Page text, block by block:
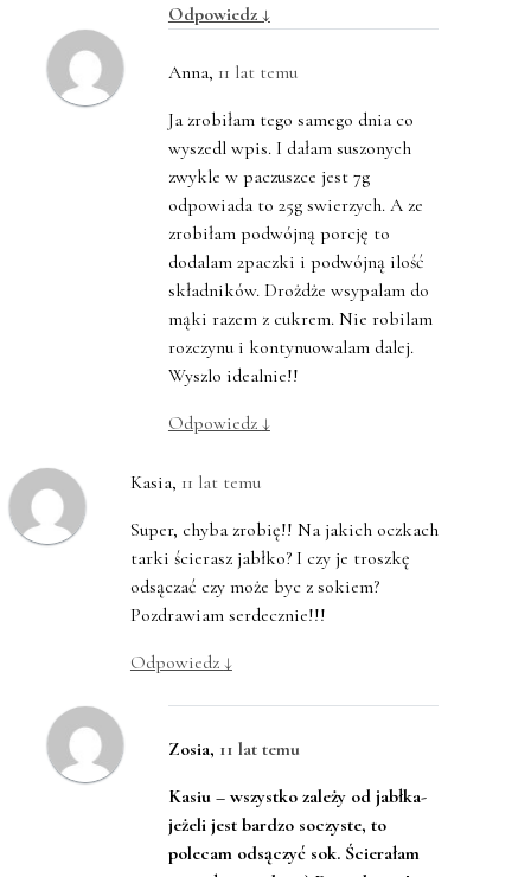
Odpowiedz ↓
Anna, 11 lat temu
Ja zrobiłam tego samego dnia co
wyszedl wpis. I dałam suszonych
zwykle w paczuszce jest 7g
odpowiada to 25g swierzych. A ze
zrobiłam podwójną porcję to
dodalam 2paczki i podwójną ilość
składników. Drożdże wsypalam do
mąki razem z cukrem. Nie robilam
rozczynu i kontynuowalam dalej.
Wyszlo idealnie!!
Odpowiedz ↓
Kasia, 11 lat temu
Super, chyba zrobię!! Na jakich oczkach
tarki ścierasz jabłko? I czy je troszkę
odsączać czy może byc z sokiem?
Pozdrawiam serdecznie!!!
Odpowiedz ↓
Zosia, 11 lat temu
Kasiu – wszystko zależy od jabłka-
jeżeli jest bardzo soczyste, to
polecam odsączyć sok. Ścierałam